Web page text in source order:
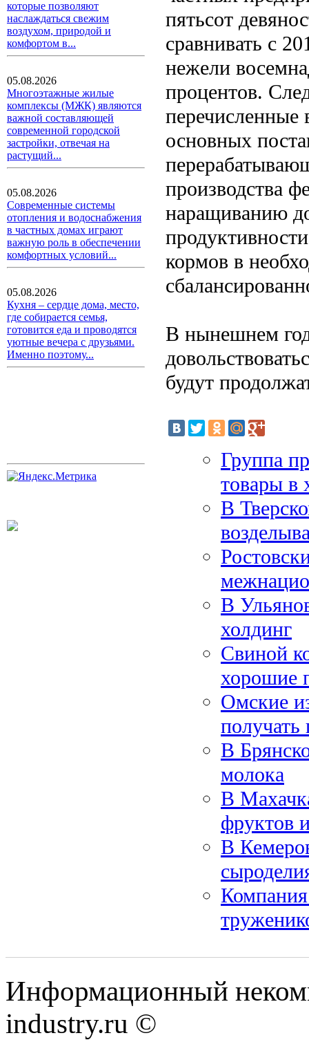
которые позволяют
наслаждаться свежим
воздухом, природой и
комфортом в...
05.08.2026
Многоэтажные жилые
комплексы (МЖК) являются
важной составляющей
современной городской
застройки, отвечая на
растущий...
05.08.2026
Современные системы
отопления и водоснабжения
в частных домах играют
важную роль в обеспечении
комфортных условий...
05.08.2026
Кухня – сердце дома, место,
где собирается семья,
готовится еда и проводятся
уютные вечера с друзьями.
Именно поэтому...
пятьсот
сравнивать с
нежели
процентов.
перечисленные
основных
производства
наращиванию
кормов в
В нынешнем
будут
Группа
товары в
В
В
холдинг
Свиной
хорошие
Омские
получать
В
молока
В
фруктов
В
Информационный
industry.ru ©